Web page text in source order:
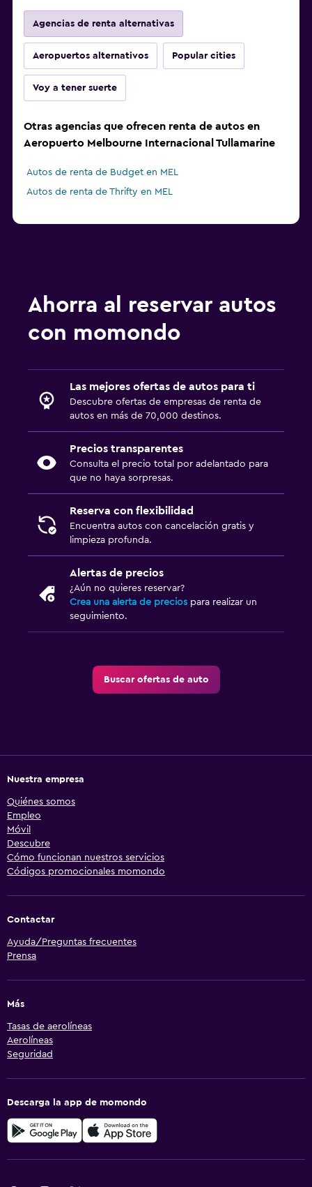
Agencias de renta alternativas
Aeropuertos alternativos Popular cities
Voy a tener suerte
Otras agencias que ofrecen renta de autos en
Aeropuerto Melbourne Internacional Tullamarine
Autos de renta de Budget en MEL
Autos de renta de Thrifty en MEL
Ahorra al reservar autos
con momondo
Las mejores ofertas de autos para ti
Descubre ofertas de empresas de renta de
autos en más de 70,000 destinos.
Precios transparentes
Consulta el precio total por adelantado para
que no haya sorpresas.
Reserva con flexibilidad
Encuentra autos con cancelación gratis y
limpieza profunda.
Alertas de precios
¿Aún no quieres reservar?
Crea una alerta de precios para realizar un
seguimiento.
Buscar ofertas de auto
Nuestra empresa
Quiénes somos
Empleo
Móvil
Descubre
Cómo funcionan nuestros servicios
Códigos promocionales momondo
Contactar
Ayuda/Preguntas frecuentes
Prensa
Más
Tasas de aerolíneas
Aerolíneas
Seguridad
Descarga la app de momondo